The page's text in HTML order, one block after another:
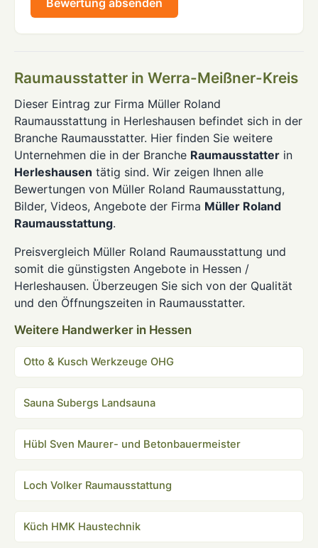
Raumausstatter in Werra-Meißner-Kreis
Dieser Eintrag zur Firma Müller Roland
Raumausstattung in Herleshausen befindet sich in der
Branche Raumausstatter. Hier finden Sie weitere
Unternehmen die in der Branche Raumausstatter in
Herleshausen tätig sind. Wir zeigen Ihnen alle
Bewertungen von Müller Roland Raumausstattung,
Bilder, Videos, Angebote der Firma Müller Roland
Raumausstattung.
Preisvergleich Müller Roland Raumausstattung und
somit die günstigsten Angebote in Hessen /
Herleshausen. Überzeugen Sie sich von der Qualität
und den Öffnungszeiten in Raumausstatter.
Weitere Handwerker in Hessen
Otto & Kusch Werkzeuge OHG
Sauna Subergs Landsauna
Hübl Sven Maurer- und Betonbauermeister
Loch Volker Raumausstattung
Küch HMK Haustechnik